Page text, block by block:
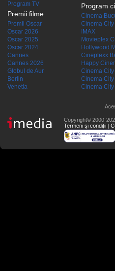
Program TV
Premii filme
Premii Oscar
Oscar 2026
Oscar 2025
Oscar 2024
Cannes
Cannes 2026
Globul de Aur
Berlin
Venetia
Program
Cinema
Cinema
IMAX
Movieplex
Hollywood
Cineplexx
Happy
Cinema
Cinema City
Cinema
Copyright© 2000-
Termeni şi condiţii |